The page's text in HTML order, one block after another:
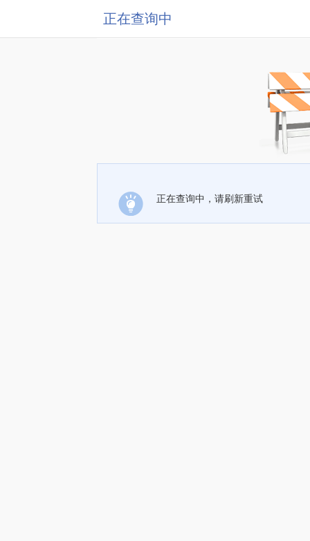
正在查询中
正在查询中，请刷新重试